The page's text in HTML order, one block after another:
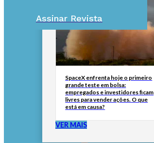
Assinar Revista
SpaceX enfrenta hoje o primeiro
grande teste em bolsa:
empregados e investidores ficam
livres para vender ações. O que
está em causa?
VER MAIS